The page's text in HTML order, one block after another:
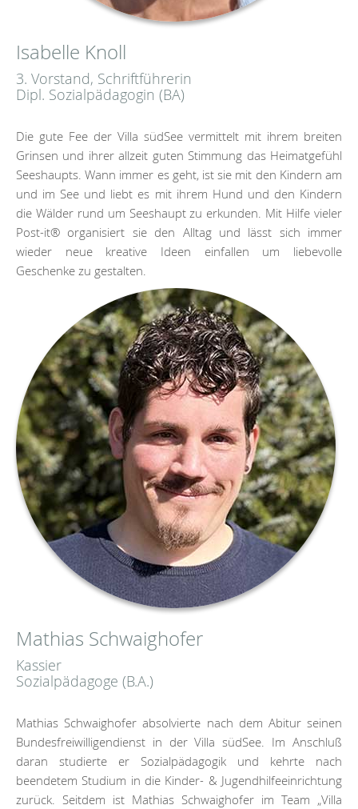
Isabelle Knoll
3. Vorstand, Schriftführerin
Dipl. Sozialpädagogin (BA)
Die gute Fee der Villa südSee vermittelt mit ihrem breiten
Grinsen und ihrer allzeit guten Stimmung das Heimatgefühl
Seeshaupts. Wann immer es geht, ist sie mit den Kindern am
und im See und liebt es mit ihrem Hund und den Kindern
die Wälder rund um Seeshaupt zu erkunden. Mit Hilfe vieler
Post-it® organisiert sie den Alltag und lässt sich immer
wieder neue kreative Ideen einfallen um liebevolle
Geschenke zu gestalten.
Mathias Schwaighofer
Kassier
Sozialpädagoge (B.A.)
Mathias Schwaighofer absolvierte nach dem Abitur seinen
Bundesfreiwilligendienst in der Villa südSee. Im Anschluß
daran studierte er Sozialpädagogik und kehrte nach
beendetem Studium in die Kinder- & Jugendhilfeeinrichtung
zurück. Seitdem ist Mathias Schwaighofer im Team „Villa